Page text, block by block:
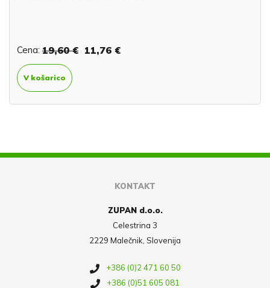
Cena: 19,60 € 11,76 €
V košarico
KONTAKT
ZUPAN d.o.o.
Celestrina 3
2229 Malečnik, Slovenija
+386 (0)2 471 60 50
+386 (0)51 605 081